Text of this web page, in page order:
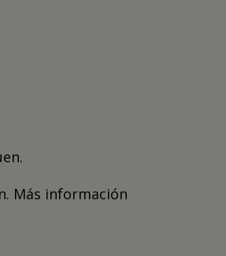
Más información